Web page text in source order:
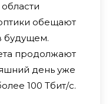
обещают
будущем.
продолжают
день уже
100 Тбит/с.